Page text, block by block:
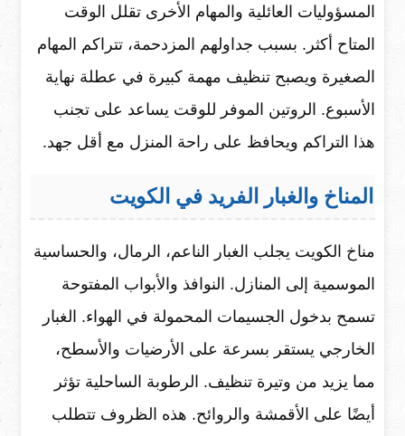
المسؤوليات العائلية والمهام الأخرى تقلل الوقت
المتاح أكثر. بسبب جداولهم المزدحمة، تتراكم المهام
الصغيرة ويصبح تنظيف مهمة كبيرة في عطلة نهاية
الأسبوع. الروتين الموفر للوقت يساعد على تجنب
هذا التراكم ويحافظ على راحة المنزل مع أقل جهد.
المناخ والغبار الفريد في الكويت
مناخ الكويت يجلب الغبار الناعم، الرمال، والحساسية
الموسمية إلى المنازل. النوافذ والأبواب المفتوحة
تسمح بدخول الجسيمات المحمولة في الهواء. الغبار
الخارجي يستقر بسرعة على الأرضيات والأسطح،
مما يزيد من وتيرة تنظيف. الرطوبة الساحلية تؤثر
أيضًا على الأقمشة والروائح. هذه الظروف تتطلب